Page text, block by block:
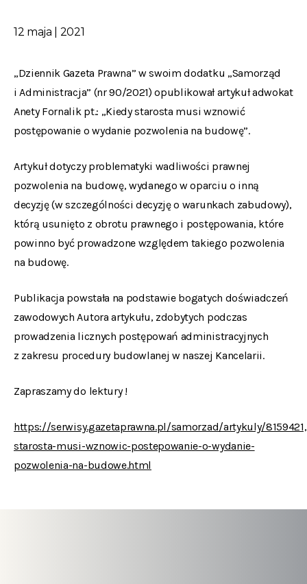
12 maja | 2021
„Dziennik Gazeta Prawna” w swoim dodatku „Samorząd
i Administracja” (nr 90/2021) opublikował artykuł adwokat
Anety Fornalik pt.: „Kiedy starosta musi wznowić
postępowanie o wydanie pozwolenia na budowę”.
Artykuł dotyczy problematyki wadliwości prawnej
pozwolenia na budowę, wydanego w oparciu o inną
decyzję (w szczególności decyzję o warunkach zabudowy),
którą usunięto z obrotu prawnego i postępowania, które
powinno być prowadzone względem takiego pozwolenia
na budowę.
Publikacja powstała na podstawie bogatych doświadczeń
zawodowych Autora artykułu, zdobytych podczas
prowadzenia licznych postępowań administracyjnych
z zakresu procedury budowlanej w naszej Kancelarii.
Zapraszamy do lektury !
https://serwisy.gazetaprawna.pl/samorzad/artykuly/
starosta-musi-wznowic-postepowanie-o-wydanie-
pozwolenia-na-budowe.html